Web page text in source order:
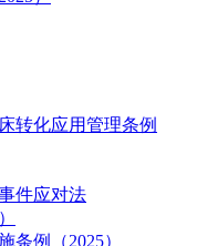
转化应用管理条例
件应对法
条例（2025）